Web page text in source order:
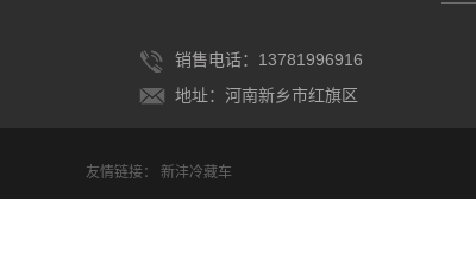
销售电话：13781996916
地址：河南新乡市红旗区
友情链接： 新沣冷藏车